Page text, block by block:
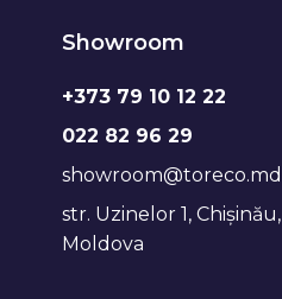
Showroom
+373 79 10 12 22
022 82 96 29
showroom@toreco.md
str. Uzinelor 1, Chișinău,
Moldova